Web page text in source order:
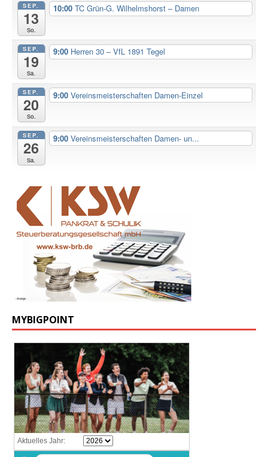
SEP.
13
So.
10:00 TC Grün-G. Wilhelmshorst – Damen
SEP.
19
Sa.
9:00 Herren 30 – VfL 1891 Tegel
SEP.
20
So.
9:00 Vereinsmeisterschaften Damen-Einzel
SEP.
26
Sa.
9:00 Vereinsmeisterschaften Damen- un...
MYBIGPOINT